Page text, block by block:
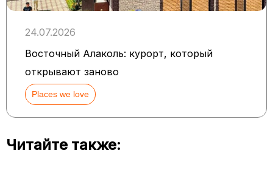
24.07.2026
Восточный Алаколь: курорт, который
открывают заново
Places we love
Читайте также: